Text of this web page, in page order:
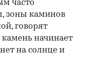
часто
зоны каминов
говорят
начинает
на солнце и